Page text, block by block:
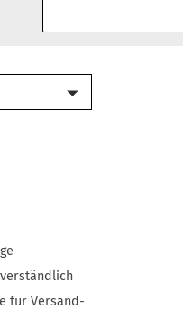
für Versand-